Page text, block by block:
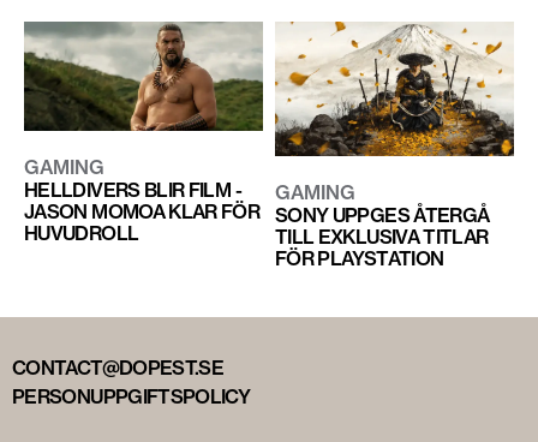
GAMING
HELLDIVERS BLIR FILM -
JASON MOMOA KLAR FÖR
HUVUDROLL
GAMING
SONY UPPGES ÅTERGÅ
TILL EXKLUSIVA TITLAR
FÖR PLAYSTATION
CONTACT@DOPEST.SE
PERSONUPPGIFTSPOLICY